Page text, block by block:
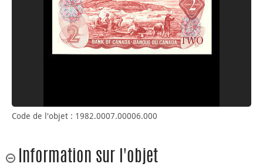
Code de l'objet : 1982.0007.00006.000
Information sur l'objet